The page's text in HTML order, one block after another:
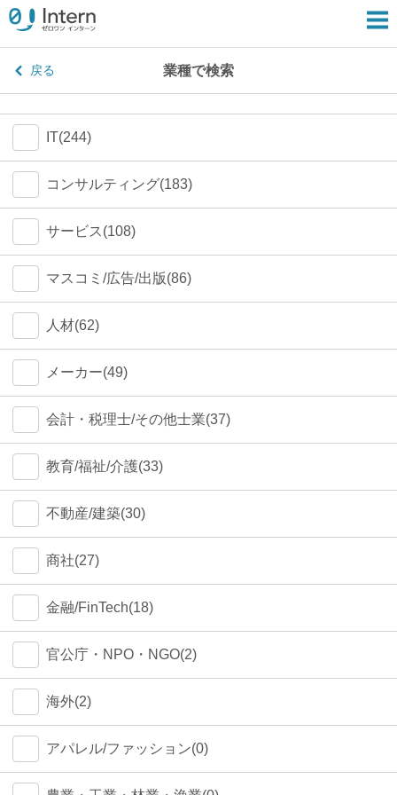
戻る 業種で検索
IT(244)
コンサルティング(183)
サービス(108)
マスコミ/広告/出版(86)
人材(62)
メーカー(49)
会計・税理士/その他士業(37)
教育/福祉/介護(33)
不動産/建築(30)
商社(27)
金融/FinTech(18)
官公庁・NPO・NGO(2)
海外(2)
アパレル/ファッション(0)